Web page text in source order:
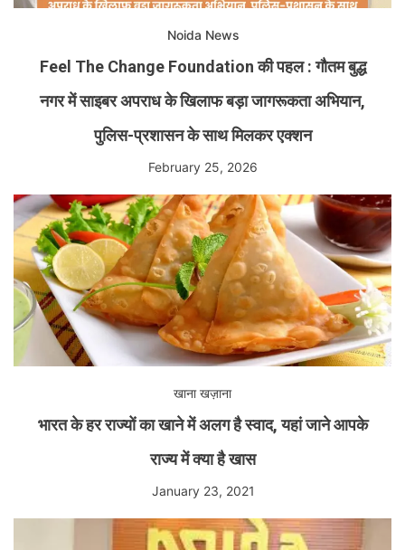
Noida News
Feel The Change Foundation की पहल : गौतम बुद्ध
नगर में साइबर अपराध के खिलाफ बड़ा जागरूकता अभियान,
पुलिस-प्रशासन के साथ मिलकर एक्शन
February 25, 2026
खाना खज़ाना
भारत के हर राज्यों का खाने में अलग है स्वाद, यहां जाने आपके
राज्य में क्या है खास
January 23, 2021